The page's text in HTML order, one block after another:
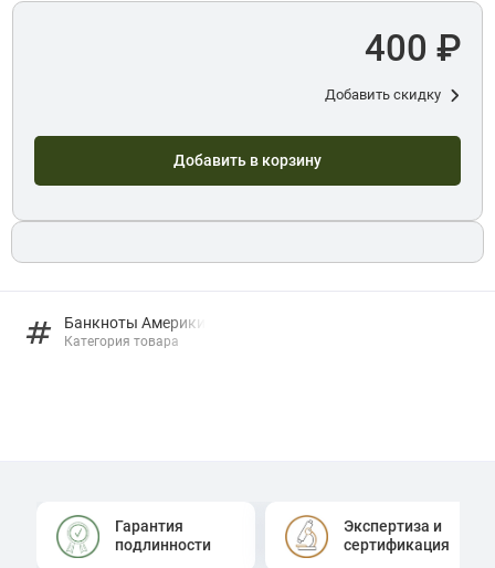
Банкноты Америки
Категория товара
400 ₽
Добавить скидку
Добавить в корзину
Гарантия
подлинности
Экспертиза и
сертификация